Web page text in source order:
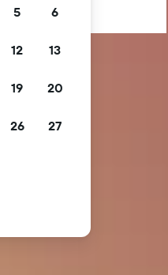
5 6
12 13
19 20
26 27